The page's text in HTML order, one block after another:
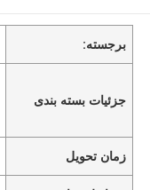
برجسته:
جزئیات بسته بندی
زمان تحویل